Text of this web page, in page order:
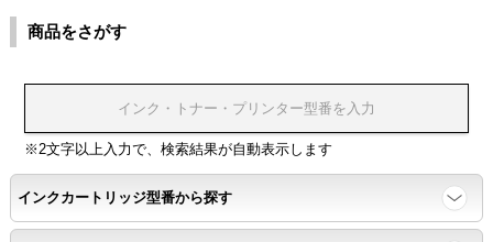
色同士のにじみがないこと。
浸透性
浸透性テスト用のサンプルを印刷する。
任意の色を背景として使用し、
背景と違う色で8号サイズのArialフォントで
商品をさがす
※2文字以上入力で、検索結果が自動表示します
インクカートリッジ型番から探す